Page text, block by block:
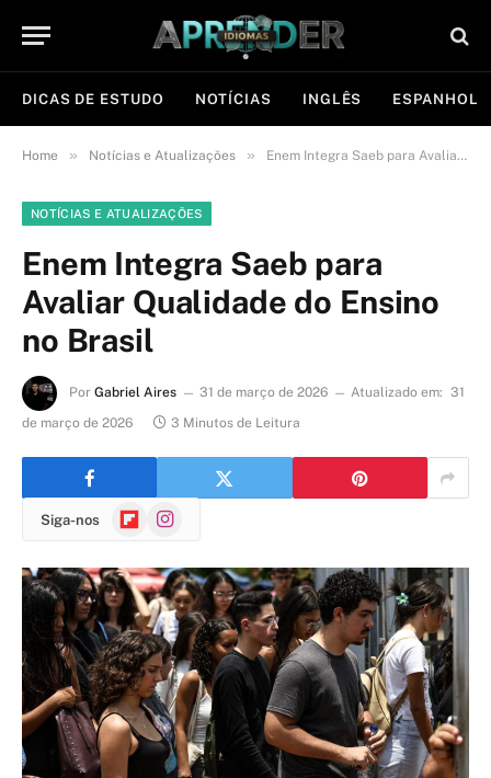
DICAS DE ESTUDO NOTÍCIAS INGLÊS ESPANHOL
Home » Notícias e Atualizações » Enem Integra Saeb para Avaliar Qualidade do Ensino no Brasil
NOTÍCIAS E ATUALIZAÇÕES
Enem Integra Saeb para
Avaliar Qualidade do Ensino
no Brasil
Por Gabriel Aires 31 de março de 2026 Atualizado em: 31
de março de 2026
3 Minutos de Leitura
Siga-nos FlipboardInstagram